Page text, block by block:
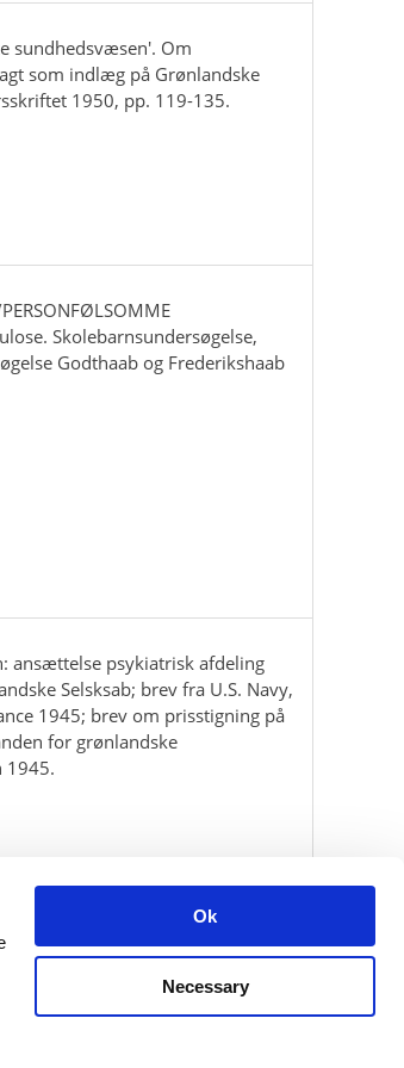
Ok
Necessary
sundhedsvæsen'. Om
som indlæg på Grønlandske
1950, pp. 119-135.
Skolebarnsundersøgelse,
Godthaab og Frederikshaab
ansættelse psykiatrisk afdeling
Selsksab; brev fra U.S. Navy,
1945; brev om prisstigning på
for grønlandske
1945.